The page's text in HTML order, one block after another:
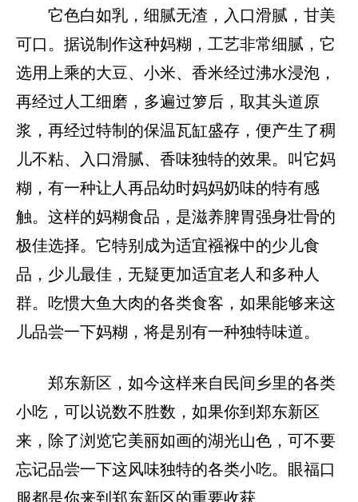
它色白如乳，细腻无渣，入口滑腻，甘美
可口。据说制作这种妈糊，工艺非常细腻，它
选用上乘的大豆、小米、香米经过沸水浸泡，
再经过人工细磨，多遍过箩后，取其头道原
浆，再经过特制的保温瓦缸盛存，便产生了稠
儿不粘、入口滑腻、香味独特的效果。叫它妈
糊，有一种让人再品幼时妈妈奶味的特有感
触。这样的妈糊食品，是滋养脾胃强身壮骨的
极佳选择。它特别成为适宜襁褓中的少儿食
品，少儿最佳，无疑更加适宜老人和多种人
群。吃惯大鱼大肉的各类食客，如果能够来这
儿品尝一下妈糊，将是别有一种独特味道。
郑东新区，如今这样来自民间乡里的各类
小吃，可以说数不胜数，如果你到郑东新区
来，除了浏览它美丽如画的湖光山色，可不要
忘记品尝一下这风味独特的各类小吃。眼福口
服都是你来到郑东新区的重要收获。